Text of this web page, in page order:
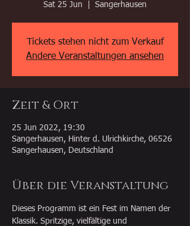
Sat 25 Jun Sangerhausen
Tickets stehen nicht zum Verkauf
Andere Veranstaltungen ansehen
Zeit & Ort
25 Jun 2022, 19:30
Sangerhausen, Hinter d. Ulrichkirche, 06526
Sangerhausen, Deutschland
Über die Veranstaltung
Dieses Programm ist ein Fest im Namen der
Klassik. Spritzige, vielfältige und